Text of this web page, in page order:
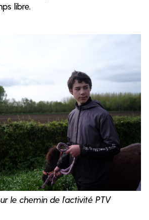
libre.
le chemin de l’activité PTV